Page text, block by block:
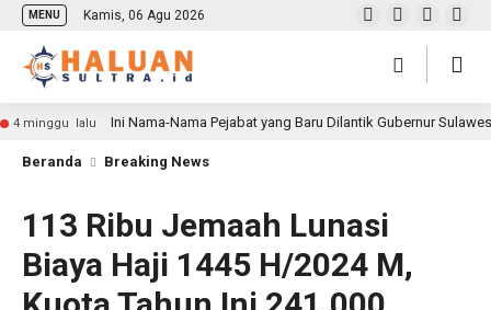
MENU Kamis, 06 Agu 2026
4 minggu lalu Ini Nama-Nama Pejabat yang Baru Dilantik Gubernur
Beranda Breaking News
113 Ribu Jemaah Lunasi
Biaya Haji 1445 H/2024 M,